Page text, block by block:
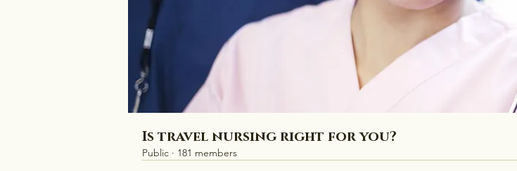
Is travel nursing right for you?
Public · 181 members